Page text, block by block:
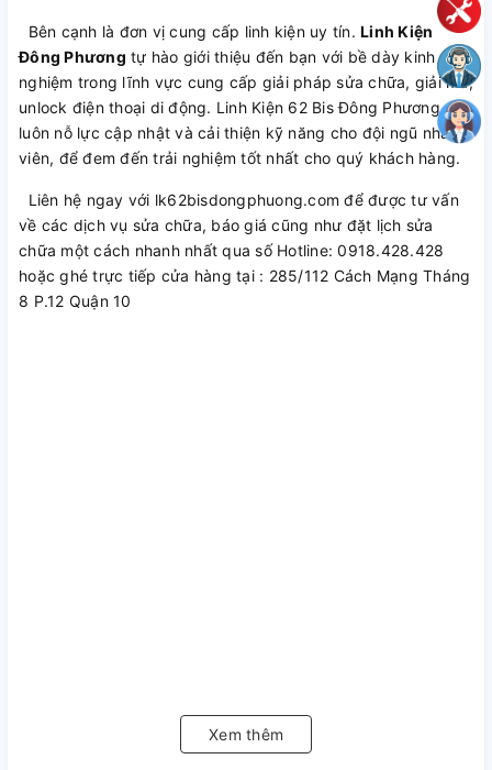
Bên cạnh là đơn vị cung cấp linh kiện uy tín. Linh Kiện
Đông Phương tự hào giới thiệu đến bạn với bề dày kinh
nghiệm trong lĩnh vực cung cấp giải pháp sửa chữa, giải mã,
unlock điện thoại di động. Linh Kiện 62 Bis Đông Phương
luôn nỗ lực cập nhật và cải thiện kỹ năng cho đội ngũ nhân
viên, để đem đến trải nghiệm tốt nhất cho quý khách hàng.
Liên hệ ngay với lk62bisdongphuong.com để được tư vấn
về các dịch vụ sửa chữa, báo giá cũng như đặt lịch sửa
chữa một cách nhanh nhất qua số Hotline: 0918.428.428
hoặc ghé trực tiếp cửa hàng tại : 285/112 Cách Mạng Tháng
8 P.12 Quận 10
Xem thêm